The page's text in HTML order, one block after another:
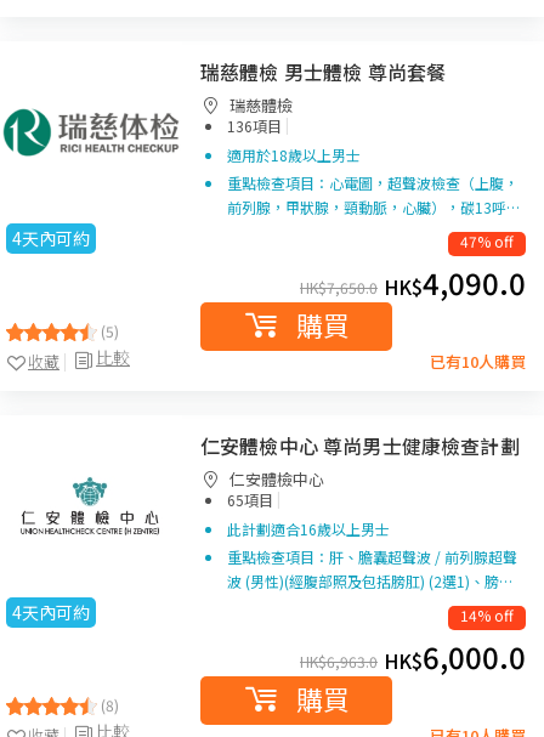
4天內可約
(5)
比較
收藏
瑞慈體檢 男士體檢 尊尚套餐
瑞慈體檢
136項目 |
適用於18歲以上男士
重點檢查項目：心電圖，超聲波檢查（上腹，
前列腺，甲狀腺，頸動脈，心臟），碳13呼…
47% off
HK$7,650.0 HK$4,090.0
購買
已有10人購買
4天內可約
(8)
比較
仁安體檢中心 尊尚男士健康檢查計劃
仁安體檢中心
65項目 |
此計劃適合16歲以上男士
重點檢查項目：肝、膽囊超聲波 / 前列腺超聲
波 (男性)(經腹部照及包括膀肛) (2選1)、膀…
14% off
HK$6,963.0 HK$6,000.0
購買